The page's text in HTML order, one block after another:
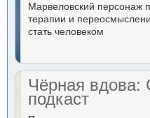
Марвеловский персонаж
терапии и
стать человеком
Чёрная вдова:
подкаст